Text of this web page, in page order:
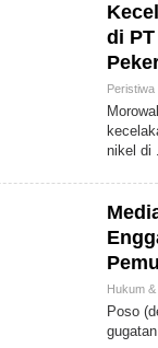
di
Peristiwa
nikel di
Hukum &
Poso